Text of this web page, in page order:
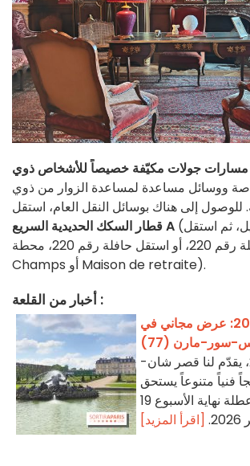
مسارات جولات مكيّفة خصيصاً للأشخاص ذوي
ووسائل مساعدة لمساعدة الزوار من ذوي
للوصول إلى هناك بوسائل النقل العام، استقل
قطار السكك الحديدية السريع A (محطة نويزييل، ثم استقل
الحافلة رقم 220، أو استقل حافلة رقم 220، محطة Mairie de
Champs أو Maison de retraite).
أخبار من القلعة :
أيام التراث 2026: عرض مجاني في
سور-مارن (77)
لأيام التراث 2026، يقدّم لنا قصر شان-
فنياً متنوعاً يستحق
الاكتشاف خلال عطلة نهاية الأسبوع 19
[اقرأ المزيد]